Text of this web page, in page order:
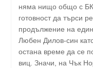
няма нищо общо с
готовност да търси
продължение на
Любен Дилов-син
остана време да се
виц. Значи, на Чък